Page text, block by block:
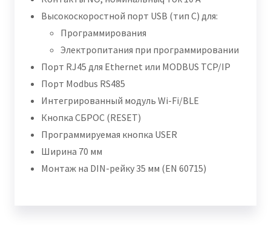
Высокоскоростной порт USB (тип C) для:
Программирования
Электропитания при программировании
Порт RJ45 для Ethernet или MODBUS TCP/IP
Порт Modbus RS485
Интегрированный модуль Wi-Fi/BLE
Кнопка СБРОС (RESET)
Программируемая кнопка USER
Ширина 70 мм
Монтаж на DIN-рейку 35 мм (EN 60715)